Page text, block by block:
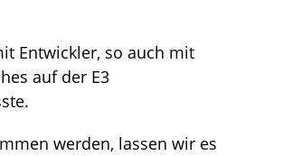
Entwickler, so auch mit
auf der E3
werden, lassen wir es